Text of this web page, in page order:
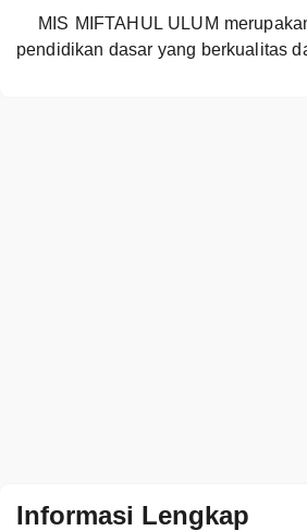
MIS MIFTAHUL ULUM
pendidikan dasar yang berkualitas
Informasi Lengkap